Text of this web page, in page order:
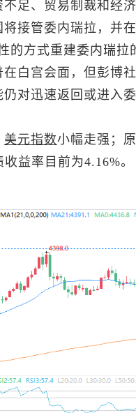
足、贸易制裁和经
接管委内瑞拉，并
的方式重建委内瑞
白宫会面，但彭博
对迅速返回或进入
美元指数小幅走强；
益率目前为4.16%。